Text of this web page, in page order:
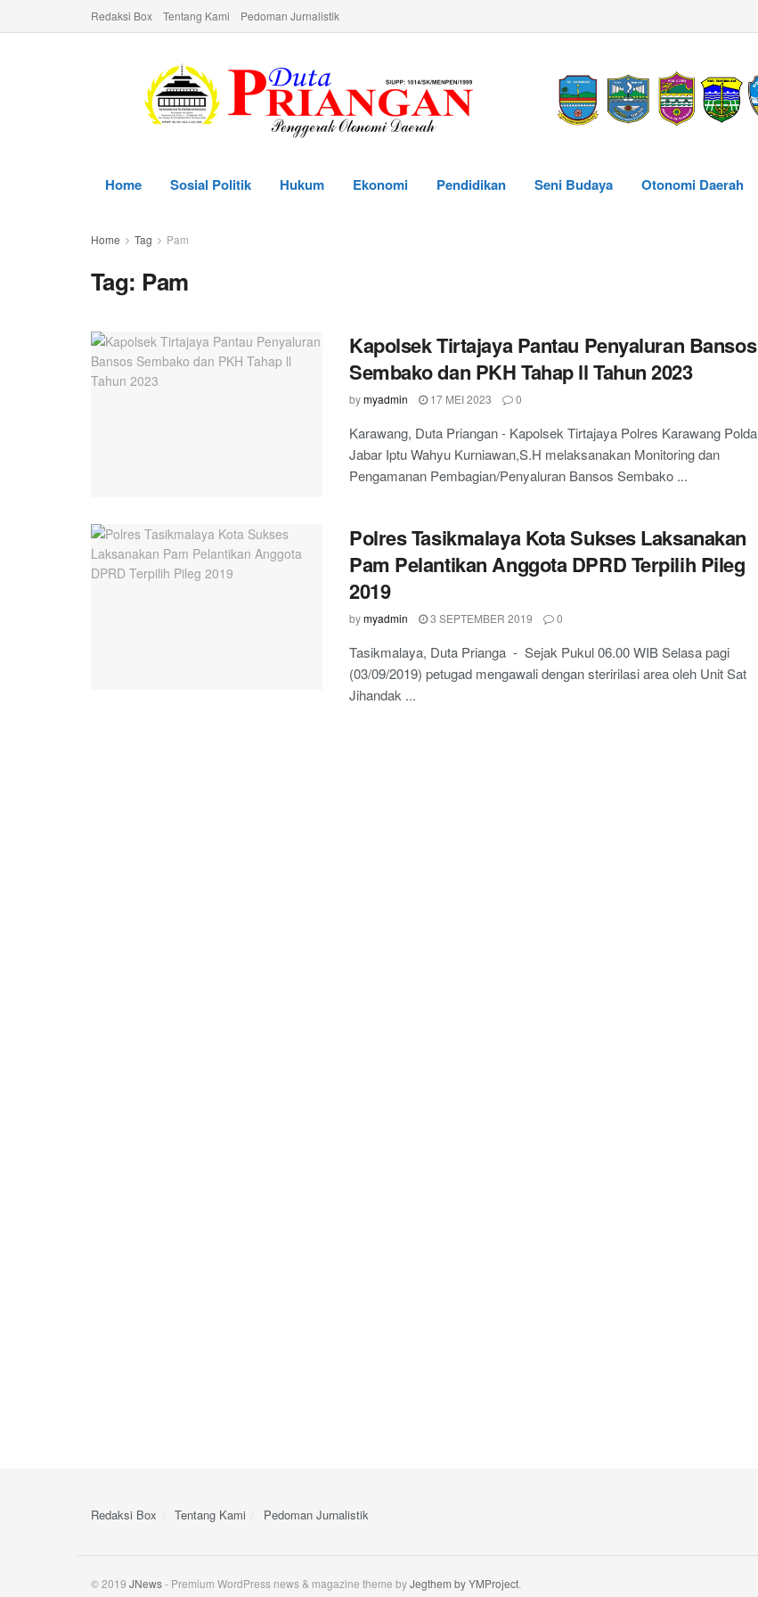
Redaksi Box Tentang Kami Pedoman Jurnalistik
Home Sosial Politik Hukum Ekonomi Pendidikan Seni Budaya Otonomi Daerah
Home Tag Pam
Tag: Pam
Kapolsek Tirtajaya Pantau Penyaluran Bansos
Sembako dan PKH Tahap ll Tahun 2023
bymyadmin 17 MEI 2023 0
Karawang, Duta Priangan - Kapolsek Tirtajaya Polres Karawang Polda
Jabar Iptu Wahyu Kurniawan,S.H melaksanakan Monitoring dan
Pengamanan Pembagian/Penyaluran Bansos Sembako ...
Polres Tasikmalaya Kota Sukses Laksanakan
Pam Pelantikan Anggota DPRD Terpilih Pileg
2019
bymyadmin 3 SEPTEMBER 2019 0
Tasikmalaya, Duta Prianga - Sejak Pukul 06.00 WIB Selasa pagi
(03/09/2019) petugad mengawali dengan steririlasi area oleh Unit Sat
Jihandak ...
Redaksi Box Tentang Kami Pedoman Jurnalistik
© 2019 JNews- Premium WordPress news & magazine theme byJegthem by YMProject